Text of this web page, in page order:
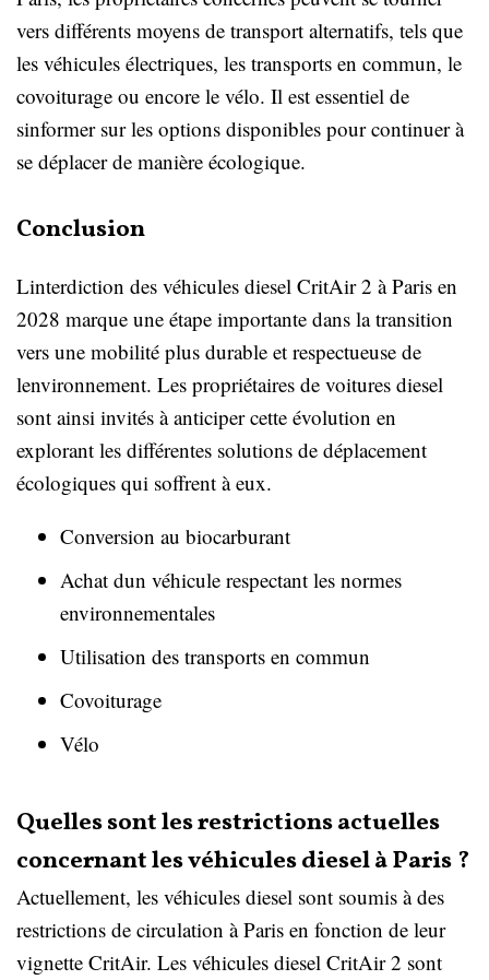
vers différents moyens de transport alternatifs, tels que
les véhicules électriques, les transports en commun, le
covoiturage ou encore le vélo. Il est essentiel de
sinformer sur les options disponibles pour continuer à
se déplacer de manière écologique.
Conclusion
Linterdiction des véhicules diesel CritAir 2 à Paris en
2028 marque une étape importante dans la transition
vers une mobilité plus durable et respectueuse de
lenvironnement. Les propriétaires de voitures diesel
sont ainsi invités à anticiper cette évolution en
explorant les différentes solutions de déplacement
écologiques qui soffrent à eux.
Conversion au biocarburant
Achat dun véhicule respectant les normes
environnementales
Utilisation des transports en commun
Covoiturage
Vélo
Quelles sont les restrictions actuelles
concernant les véhicules diesel à Paris ?
Actuellement, les véhicules diesel sont soumis à des
restrictions de circulation à Paris en fonction de leur
vignette CritAir. Les véhicules diesel CritAir 2 sont